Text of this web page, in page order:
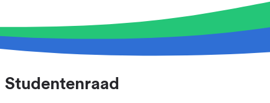
Studentenraad